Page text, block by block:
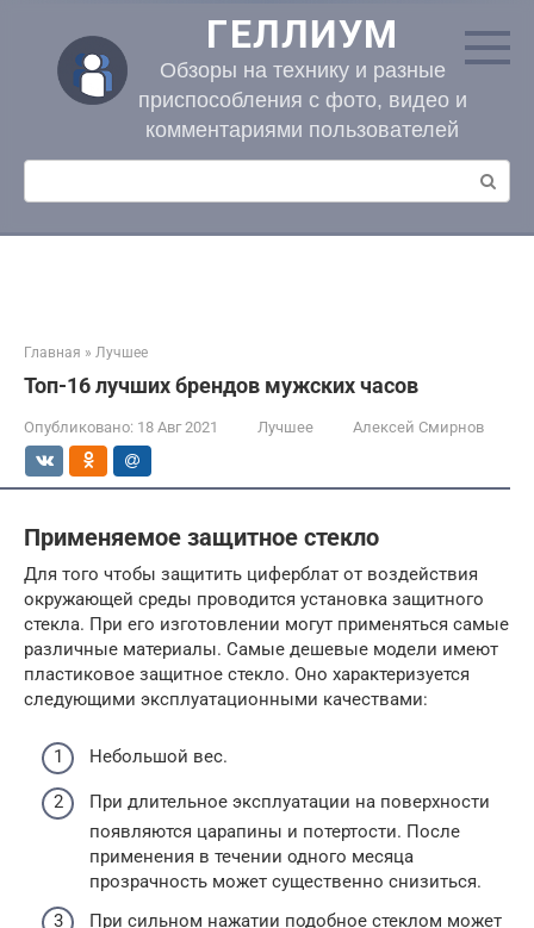
контенту
ГЕЛЛИУМ
Обзоры на технику и разные
приспособления с фото, видео и
комментариями пользователей
Поиск:
Главная » Лучшее
Топ-16 лучших брендов мужских часов
Опубликовано: 18 Авг 2021 Лучшее Алексей Смирнов
Применяемое защитное стекло
Для того чтобы защитить циферблат от воздействия
окружающей среды проводится установка защитного
стекла. При его изготовлении могут применяться самые
различные материалы. Самые дешевые модели имеют
пластиковое защитное стекло. Оно характеризуется
следующими эксплуатационными качествами:
Небольшой вес.
При длительное эксплуатации на поверхности
появляются царапины и потертости. После
применения в течении одного месяца
прозрачность может существенно снизиться.
При сильном нажатии подобное стеклом может